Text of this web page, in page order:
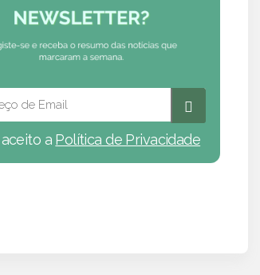
a Política de Privacidade